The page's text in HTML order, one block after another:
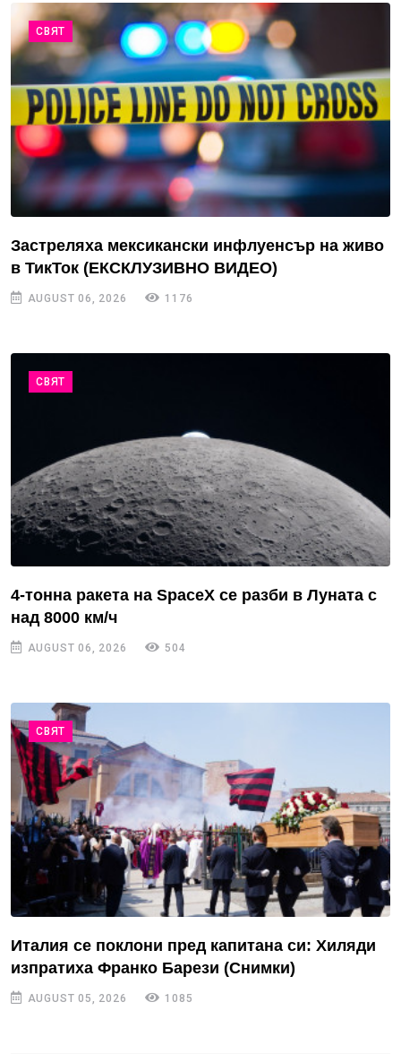
СВЯТ
Застреляха мексикански инфлуенсър на живо
в ТикТок (ЕКСКЛУЗИВНО ВИДЕО)
AUGUST 06, 2026 1176
СВЯТ
4-тонна ракета на SpaceX се разби в Луната с
над 8000 км/ч
AUGUST 06, 2026 504
СВЯТ
Италия се поклони пред капитана си: Хиляди
изпратиха Франко Барези (Снимки)
AUGUST 05, 2026 1085